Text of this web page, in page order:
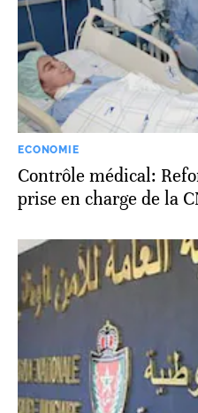
ECONOMIE
Contrôle médical:
prise en charge de la